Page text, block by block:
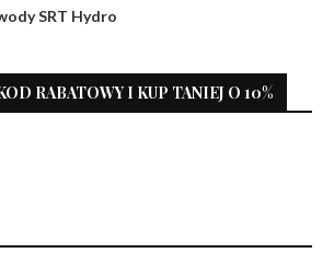
SRT Hydro
RABATOWY I KUP TANIEJ O 10%